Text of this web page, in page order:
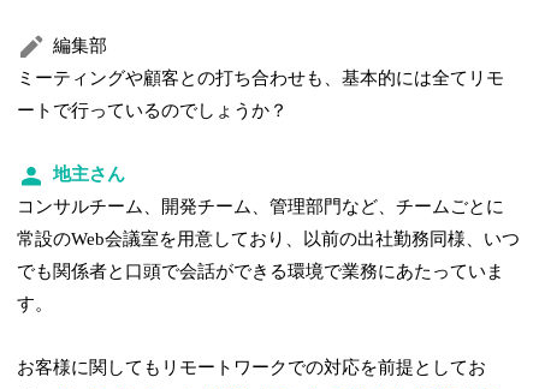
編集部
ミーティングや顧客との打ち合わせも、基本的には全てリモ
ートで行っているのでしょうか？
地主さん
コンサルチーム、開発チーム、管理部門など、チームごとに
常設のWeb会議室を用意しており、以前の出社勤務同様、いつ
でも関係者と口頭で会話ができる環境で業務にあたっていま
す。
お客様に関してもリモートワークでの対応を前提としてお